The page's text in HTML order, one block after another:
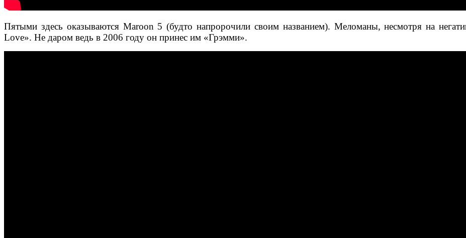
Пятыми здесь оказываются Maroon 5 (будто напророчили своим названием). Меломаны, несмотря на
Love». Не даром ведь в 2006 году он принес им «Грэмми».